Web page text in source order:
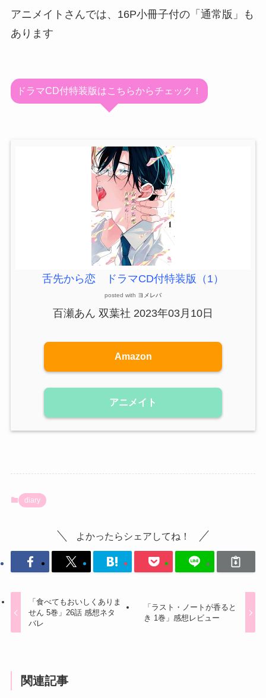
アニメイトさんでは、16P小冊子付の「通常版」も
あります
ドラマCD付特装版はこちらからチェック！
舌先から恋 ドラマCD付特装版（1）
posted with ヨメレバ
百瀬あん 双葉社 2023年03月10日
Amazon
アニメイト
diary
よかったらシェアしてね！
「食べてもおいしくありま
せん 5巻」26話 感想ネタ
バレ
「ラスト・ノートが香ると
き 1巻」感想レビュー
関連記事